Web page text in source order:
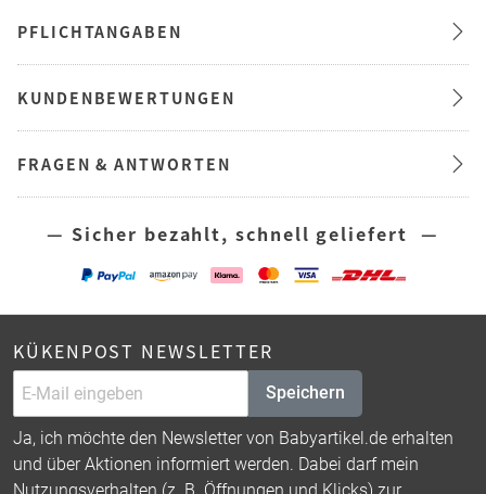
PFLICHTANGABEN
KUNDENBEWERTUNGEN
FRAGEN & ANTWORTEN
— Sicher bezahlt, schnell geliefert —
KÜKENPOST NEWSLETTER
Speichern
Ja, ich möchte den Newsletter von Babyartikel.de erhalten
und über Aktionen informiert werden. Dabei darf mein